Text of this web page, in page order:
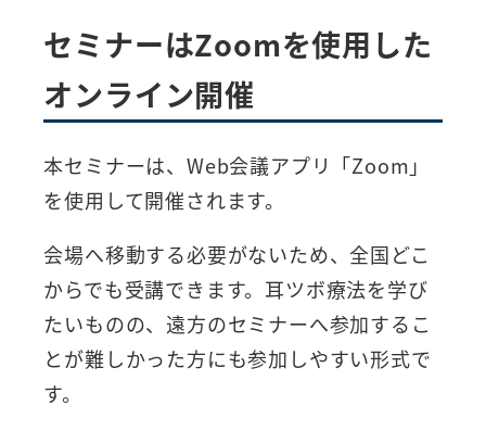
セミナーはZoomを使用した
オンライン開催
本セミナーは、Web会議アプリ「Zoom」
を使用して開催されます。
会場へ移動する必要がないため、全国どこ
からでも受講できます。耳ツボ療法を学び
たいものの、遠方のセミナーへ参加するこ
とが難しかった方にも参加しやすい形式で
す。